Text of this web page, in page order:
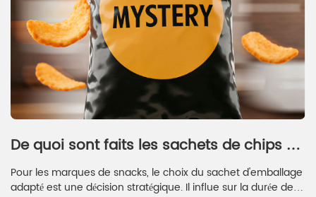
De quoi sont faits les sachets de chips ?
Analyse approfondie des matériaux, de la
durabilité et des solutions personnalisées
Pour les marques de snacks, le choix du sachet d'emballage
adapté est une décision stratégique. Il influe sur la durée de